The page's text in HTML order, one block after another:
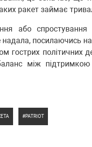
ракет займає
або
посилаючись
гострих політичних
між підтримкою
PATRIOT